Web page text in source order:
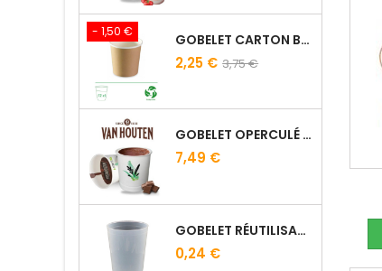
- 1,50 € GOBELET CARTON BRUN 10 CL
2,25 € 3,75 €
GOBELET OPERCULÉ PRÉ-DOSÉ CACAO VAN HOUTEN - LOT DE 15
7,49 €
GOBELET RÉUTILISABLE 12.5/20 CL GALOPIN - VIN
0,24 €